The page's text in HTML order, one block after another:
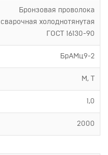
Бронзовая проволока
сварочная холоднотянутая
ГОСТ 16130-90
БрАМц9-2
М, Т
1,0
2000